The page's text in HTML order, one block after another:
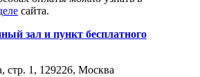
сайта.
зал и пункт бесплатного
стр. 1, 129226, Москва